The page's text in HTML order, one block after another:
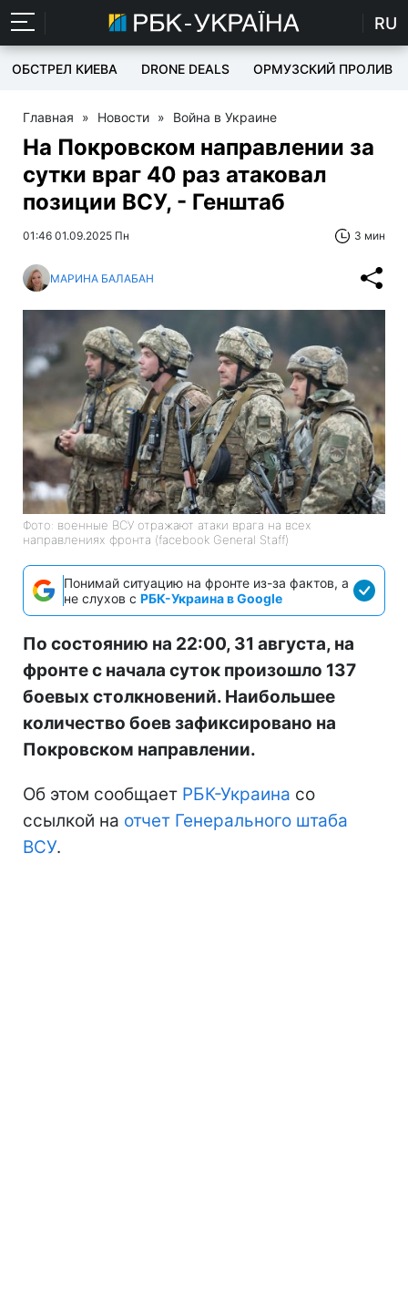
RU
ОБСТРЕЛ КИЕВА DRONE DEALS ОРМУЗСКИЙ ПРОЛИВ
Главная » Новости » Война в Украине
На Покровском направлении за
сутки враг 40 раз атаковал
позиции ВСУ, - Генштаб
01:46 01.09.2025 Пн 3 мин
МАРИНА БАЛАБАН
Фото: военные ВСУ отражают атаки врага на всех
направлениях фронта (facebook General Staff)
Понимай ситуацию на фронте из-за фактов, а
не слухов с РБК-Украина в Google
По состоянию на 22:00, 31 августа, на
фронте с начала суток произошло 137
боевых столкновений. Наибольшее
количество боев зафиксировано на
Покровском направлении.
Об этом сообщает РБК-Украина со
ссылкой на отчет Генерального штаба
ВСУ.